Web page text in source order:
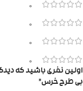
0
0
0
0
اولین نفری باشید که
بی طرح خرس”